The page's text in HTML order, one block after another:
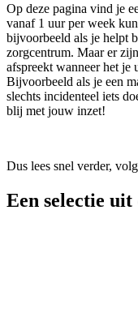
Op deze pagina vind je
vanaf 1 uur per week
bijvoorbeeld als je helpt
zorgcentrum. Maar er
afspreekt wanneer het
Bijvoorbeeld als je een
slechts incidenteel iets
blij met jouw inzet!
Dus lees snel verder,
Een selectie